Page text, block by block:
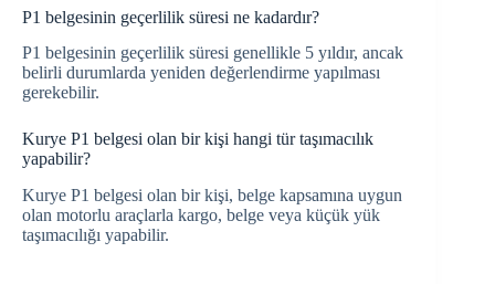
P1 belgesinin geçerlilik süresi ne kadardır?
P1 belgesinin geçerlilik süresi genellikle 5 yıldır, ancak
belirli durumlarda yeniden değerlendirme yapılması
gerekebilir.
Kurye P1 belgesi olan bir kişi hangi tür taşımacılık
yapabilir?
Kurye P1 belgesi olan bir kişi, belge kapsamına uygun
olan motorlu araçlarla kargo, belge veya küçük yük
taşımacılığı yapabilir.